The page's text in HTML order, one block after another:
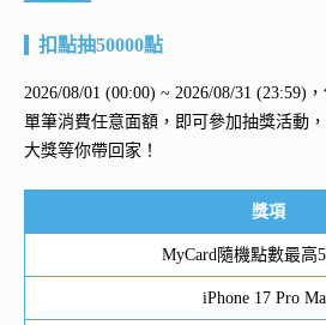
扣點抽50000點
2026/08/01 (00:00) ~ 2026/08/31 (23:59)
單筆消費任意面額，即可參加抽獎活動
大獎等你帶回家！
獎項
MyCard隨機點數最高
iPhone 17 Pro